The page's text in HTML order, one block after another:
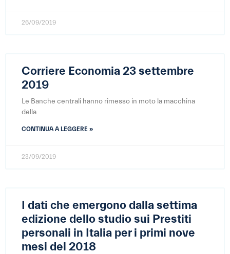
26/09/2019
Corriere Economia 23 settembre
2019
Le Banche centrali hanno rimesso in moto la macchina
della
CONTINUA A LEGGERE »
23/09/2019
I dati che emergono dalla settima
edizione dello studio sui Prestiti
personali in Italia per i primi nove
mesi del 2018